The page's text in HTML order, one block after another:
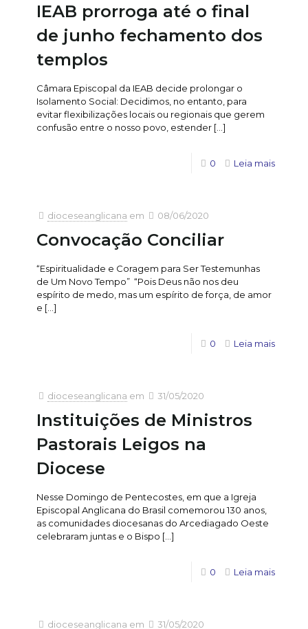
IEAB prorroga até o final
de junho fechamento dos
templos
Câmara Episcopal da IEAB decide prolongar o
Isolamento Social: Decidimos, no entanto, para
evitar flexibilizações locais ou regionais que gerem
confusão entre o nosso povo, estender […]
0 Leia mais
dioceseanglicana em 08/06/2020
Convocação Conciliar
“Espiritualidade e Coragem para Ser Testemunhas
de Um Novo Tempo” “Pois Deus não nos deu
espírito de medo, mas um espírito de força, de amor
e […]
0 Leia mais
dioceseanglicana em 31/05/2020
Instituições de Ministros
Pastorais Leigos na
Diocese
Nesse Domingo de Pentecostes, em que a Igreja
Episcopal Anglicana do Brasil comemorou 130 anos,
as comunidades diocesanas do Arcediagado Oeste
celebraram juntas e o Bispo […]
0 Leia mais
dioceseanglicana em 31/05/2020